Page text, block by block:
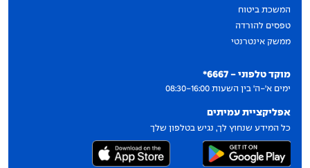
מוקד טלפוני - 6667*
ימים א'-ה' בין השעות 08:30-16:00
אפליקציית עמיתים
כל המידע שנחוץ לך, נגיש בטלפון שלך
המשכת ביטוח
טפסים להורדה
ממשק אינטרנטי